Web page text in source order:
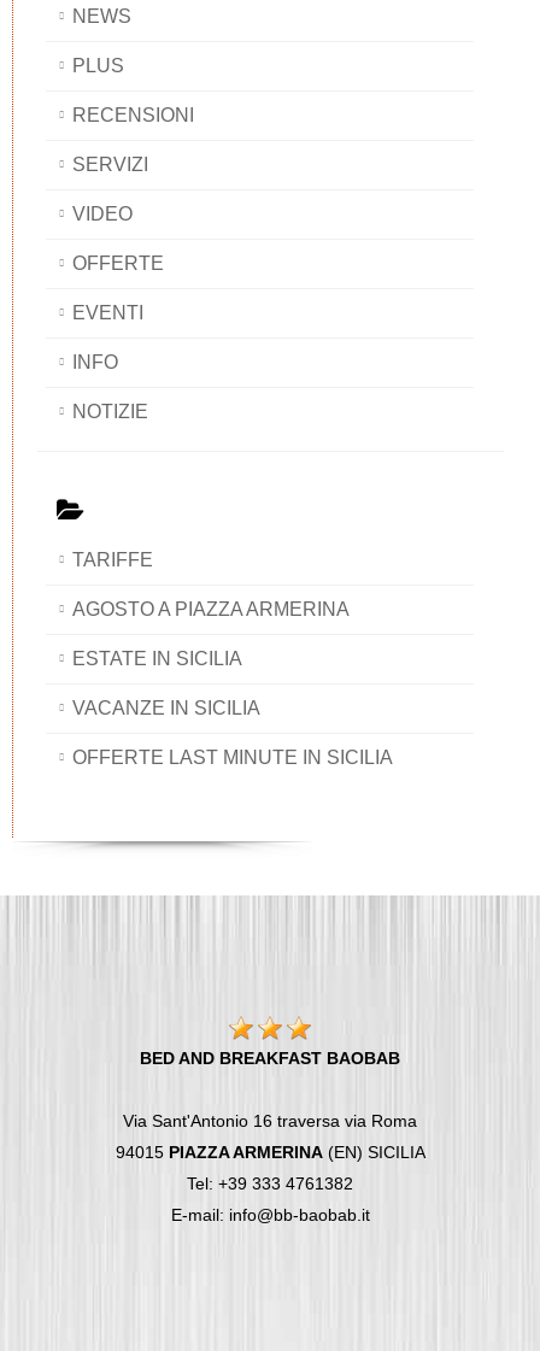
NEWS
PLUS
RECENSIONI
SERVIZI
VIDEO
OFFERTE
EVENTI
INFO
NOTIZIE
TARIFFE
AGOSTO A PIAZZA ARMERINA
ESTATE IN SICILIA
VACANZE IN SICILIA
OFFERTE LAST MINUTE IN SICILIA
BED AND BREAKFAST BAOBAB
Via Sant'Antonio 16 traversa via Roma
94015 PIAZZA ARMERINA(EN) SICILIA
Tel: +39 333 4761382
E-mail: info@bb-baobab.it